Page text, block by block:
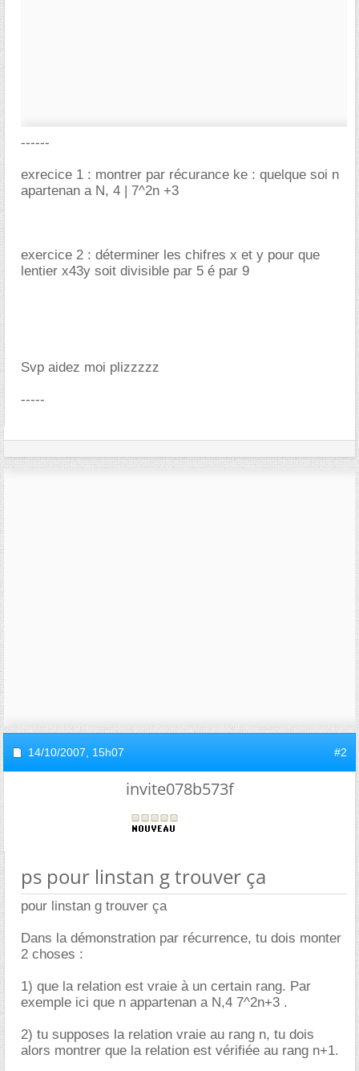
------
exrecice 1 : montrer par récurance ke : quelque soi n
apartenan a N, 4 | 7^2n +3
exercice 2 : déterminer les chifres x et y pour que
lentier x43y soit divisible par 5 é par 9
Svp aidez moi plizzzzz
-----
14/10/2007, 15h07 #2
invite078b573f
ps pour linstan g trouver ça
pour linstan g trouver ça
Dans la démonstration par récurrence, tu dois monter
2 choses :
1) que la relation est vraie à un certain rang. Par
exemple ici que n appartenan a N,4 7^2n+3 .
2) tu supposes la relation vraie au rang n, tu dois
alors montrer que la relation est vérifiée au rang n+1.